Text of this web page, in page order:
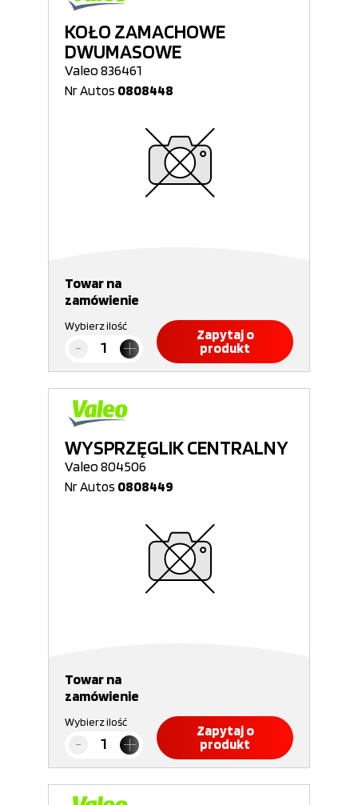
KOŁO ZAMACHOWE
DWUMASOWE
Valeo 836461
Nr Autos 0808448
Towar na
zamówienie
Wybierz ilość
Zapytaj o
produkt
WYSPRZĘGLIK CENTRALNY
Valeo 804506
Nr Autos 0808449
Towar na
zamówienie
Wybierz ilość
Zapytaj o
produkt